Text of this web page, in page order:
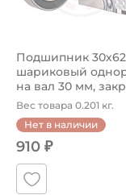
Подшипник
шариковый
на вал 30 мм,
Арт...
Вес товара 0.201 кг.
Нет в наличии
910 ₽